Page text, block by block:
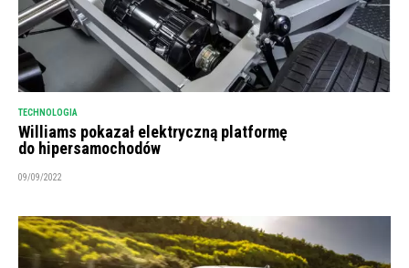
TECHNOLOGIA
Williams pokazał elektryczną platformę
do hipersamochodów
09/09/2022